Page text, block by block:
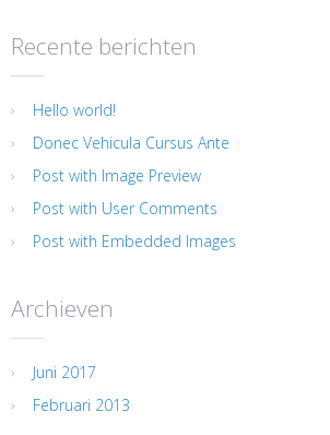
Recente berichten
Hello world!
Donec Vehicula Cursus Ante
Post with Image Preview
Post with User Comments
Post with Embedded Images
Archieven
Juni 2017
Februari 2013